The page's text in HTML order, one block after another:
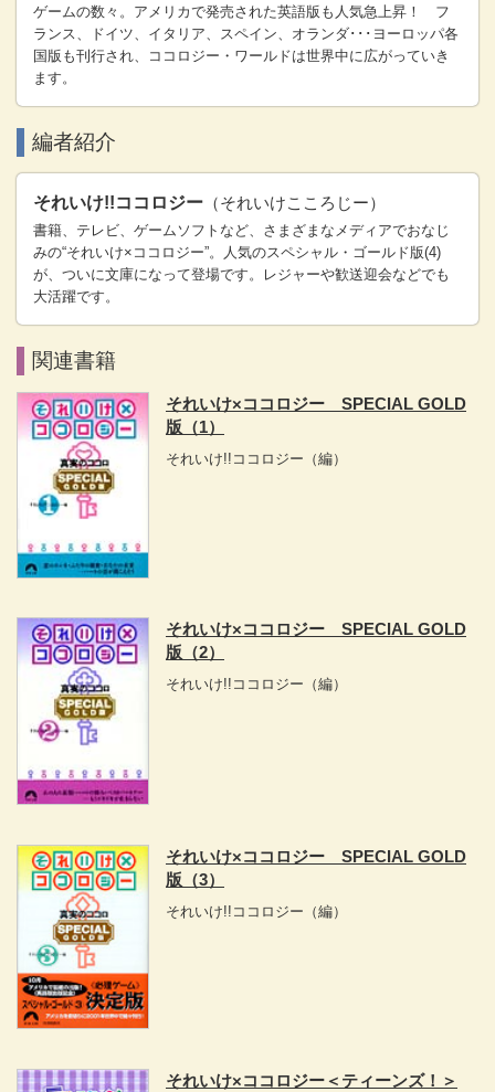
ゲームの数々。アメリカで発売された英語版も人気急上昇！ フ
ランス、ドイツ、イタリア、スペイン、オランダ･･･ヨーロッパ各
国版も刊行され、ココロジー・ワールドは世界中に広がっていき
ます。
編者紹介
それいけ!!ココロジー （それいけこころじー）
書籍、テレビ、ゲームソフトなど、さまざまなメディアでおなじ
みの“それいけ×ココロジー”。人気のスペシャル・ゴールド版(4)
が、ついに文庫になって登場です。レジャーや歓送迎会などでも
大活躍です。
関連書籍
それいけ×ココロジー SPECIAL GOLD
版（1）
それいけ!!ココロジー （編）
それいけ×ココロジー SPECIAL GOLD
版（2）
それいけ!!ココロジー （編）
それいけ×ココロジー SPECIAL GOLD
版（3）
それいけ!!ココロジー （編）
それいけ×ココロジー＜ティーンズ！＞